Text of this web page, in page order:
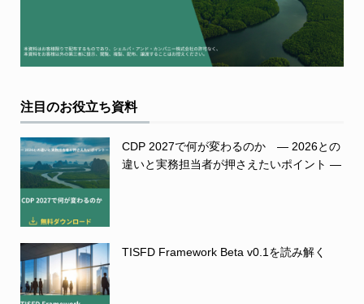
注目のお役立ち資料
CDP 2027で何が変わるのか ― 2026との
違いと実務担当者が押さえたいポイント ―
TISFD Framework Beta v0.1を読み解く